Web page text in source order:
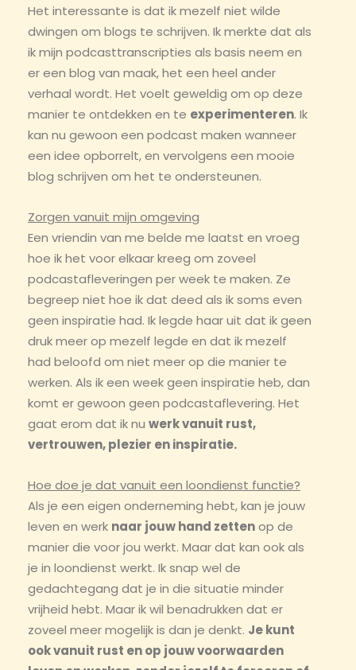
Het interessante is dat ik mezelf niet wilde
dwingen om blogs te schrijven. Ik merkte dat als
ik mijn podcasttranscripties als basis neem en
er een blog van maak, het een heel ander
verhaal wordt. Het voelt geweldig om op deze
manier te ontdekken en te experimenteren. Ik
kan nu gewoon een podcast maken wanneer
een idee opborrelt, en vervolgens een mooie
blog schrijven om het te ondersteunen.
Zorgen vanuit mijn omgeving
Een vriendin van me belde me laatst en vroeg
hoe ik het voor elkaar kreeg om zoveel
podcastafleveringen per week te maken. Ze
begreep niet hoe ik dat deed als ik soms even
geen inspiratie had. Ik legde haar uit dat ik geen
druk meer op mezelf legde en dat ik mezelf
had beloofd om niet meer op die manier te
werken. Als ik een week geen inspiratie heb, dan
komt er gewoon geen podcastaflevering. Het
gaat erom dat ik nu werk vanuit rust,
vertrouwen, plezier en inspiratie.
Hoe doe je dat vanuit een loondienst functie?
Als je een eigen onderneming hebt, kan je jouw
leven en werk naar jouw hand zettenop de
manier die voor jou werkt. Maar dat kan ook als
je in loondienst werkt. Ik snap wel de
gedachtegang dat je in die situatie minder
vrijheid hebt. Maar ik wil benadrukken dat er
zoveel meer mogelijk is dan je denkt. Je kunt
ook vanuit rust en op jouw voorwaarden